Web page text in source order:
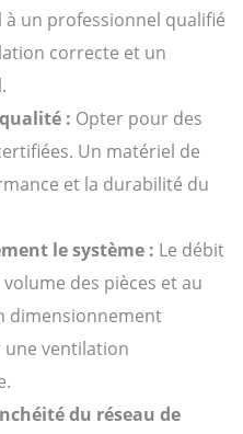
un professionnel qualifié
correcte et un
: Opter pour des
Un matériel de
et la durabilité du
le système : Le débit
des pièces et au
dimensionnement
ventilation
du réseau de